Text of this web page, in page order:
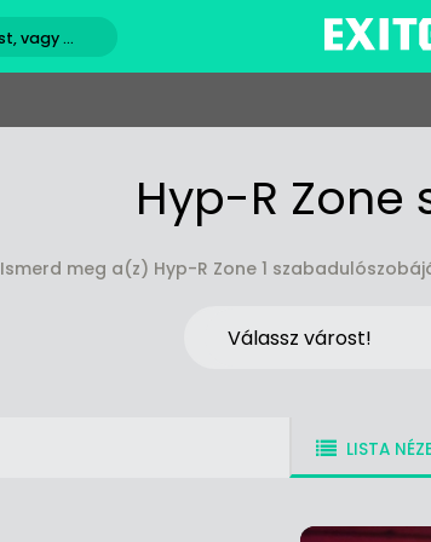
Hyp-R
Ismerd meg a(z) Hyp-R Zone 1
LISTA